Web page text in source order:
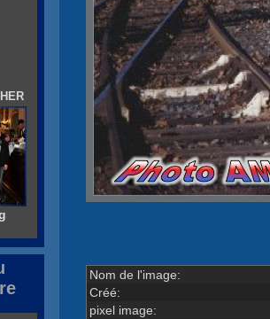
Nom de l'image:
Créé:
pixel image: